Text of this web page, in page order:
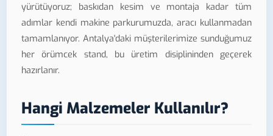
yürütüyoruz; baskıdan kesim ve montaja kadar tüm
adımlar kendi makine parkurumuzda, aracı kullanmadan
tamamlanıyor. Antalya'daki müşterilerimize sunduğumuz
her örümcek stand, bu üretim disiplininden geçerek
hazırlanır.
Hangi Malzemeler Kullanılır?